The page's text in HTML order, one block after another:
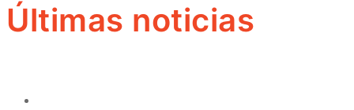
Últimas noticias